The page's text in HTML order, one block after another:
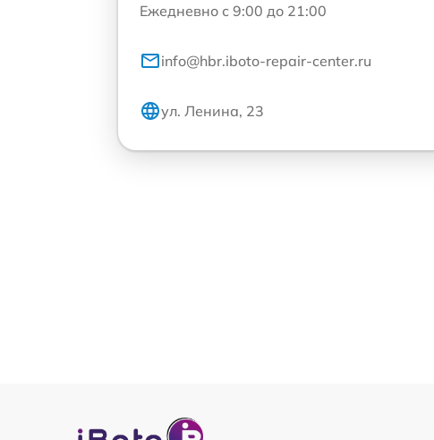
Ежедневно с 9:00 до 21:00
info@hbr.iboto-repair-center.ru
ул. Ленина, 23